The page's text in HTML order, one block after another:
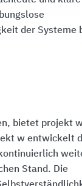
der Systeme
bietet projekt
w entwickelt
Stand. Die